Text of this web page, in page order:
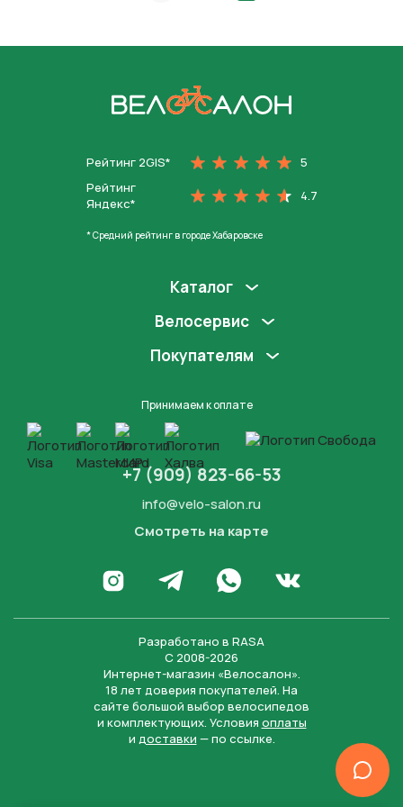
Рейтинг 2GIS*
5
Рейтинг
Яндекс*
4.7
* Средний рейтинг в городе Хабаровске
Каталог
Велосервис
Покупателям
Принимаем к оплате
+7 (909) 823-66-53
info@velo-salon.ru
Смотреть на карте
Перейти в Инстаграм
Написать в Телеграм
Написать в WhatsApp
Перейти во
Разработано в RASA
С 2008-2026
Интернет-магазин «Велосалон».
18 лет доверия покупателей. На
сайте большой выбор велосипедов
и комплектующих. Условия оплаты
и доставки — по ссылке.